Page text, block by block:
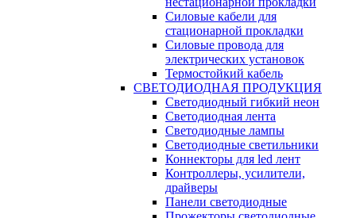
Силовые кабели для
стационарной прокладки
Силовые провода для
электрических установок
Термостойкий кабель
СВЕТОДИОДНАЯ ПРОДУКЦИЯ
Светодиодный гибкий неон
Светодиодная лента
Светодиодные лампы
Светодиодные светильники
Коннекторы для led лент
Контроллеры, усилители,
драйверы
Панели светодиодные